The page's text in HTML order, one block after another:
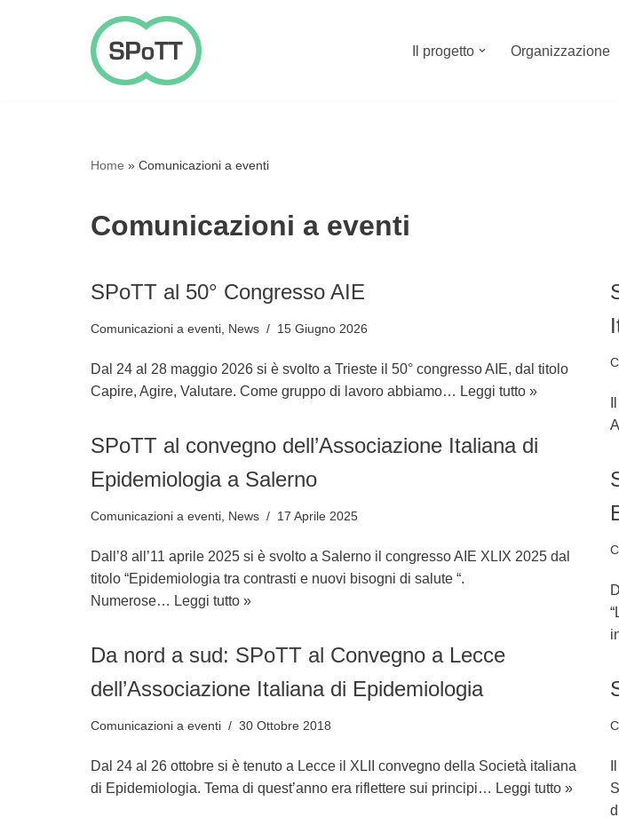
Il progetto Organizzazione
Home » Comunicazioni a eventi
Comunicazioni a eventi
SPoTT al 50° Congresso AIE
Comunicazioni a eventi, News 15 Giugno 2026
Dal 24 al 28 maggio 2026 si è svolto a Trieste il 50° congresso AIE, dal titolo
Capire, Agire, Valutare. Come gruppo di lavoro abbiamo… Leggi tutto »
SPoTT al convegno dell’Associazione Italiana di
Epidemiologia a Salerno
Comunicazioni a eventi, News 17 Aprile 2025
Dall’8 all’11 aprile 2025 si è svolto a Salerno il congresso AIE XLIX 2025 dal
titolo “Epidemiologia tra contrasti e nuovi bisogni di salute “.
Numerose… Leggi tutto »
Da nord a sud: SPoTT al Convegno a Lecce
dell’Associazione Italiana di Epidemiologia
Comunicazioni a eventi 30 Ottobre 2018
Dal 24 al 26 ottobre si è tenuto a Lecce il XLII convegno della Società italiana
di Epidemiologia. Tema di quest’anno era riflettere sui principi… Leggi tutto »